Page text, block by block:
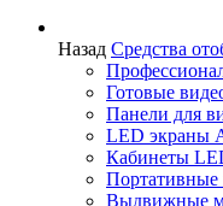
Назад Средства
Готовые
Панели для
LED экраны
Кабинеты
Выдвижные